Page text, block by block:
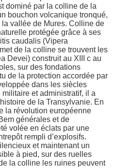
dominé par la colline de la
bouchon volcanique tronqué,
vallée de Mures. Colline de
protégée grâce à ses
caudalis (Vipera
de la colline se trouvent les
Devei) construit au XIII c au
sur des fondations
de la protection accordée par
dans les siècles
et administratif, il a
de la Transylvanie. En
la révolution européenne
générales et de
volée en éclats par une
rempli d’explosifs.
et maintenant un
à pied, sur des ruelles
la colline les ruines peuvent